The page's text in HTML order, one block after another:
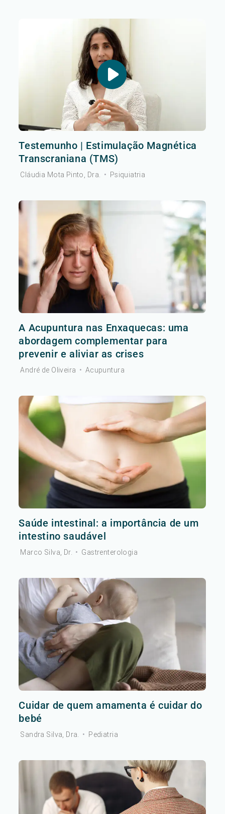
Testemunho | Estimulação Magnética
Transcraniana (TMS)
Cláudia Mota Pinto, Dra. • Psiquiatria
A Acupuntura nas Enxaquecas: uma
abordagem complementar para
prevenir e aliviar as crises
André de Oliveira • Acupuntura
Saúde intestinal: a importância de um
intestino saudável
Marco Silva, Dr. • Gastrenterologia
Cuidar de quem amamenta é cuidar do
bebé
Sandra Silva, Dra. • Pediatria